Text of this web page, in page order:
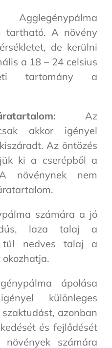
tartható. A növény
de kerülni
a 18 – 24 celsius
tartomány a
Az
akkor igényel
Az öntözés
ki a cserépből a
növénynek nem
számára a jó
laza talaj a
túl nedves talaj a
ápolása
különleges
azonban
és fejlődését
számára